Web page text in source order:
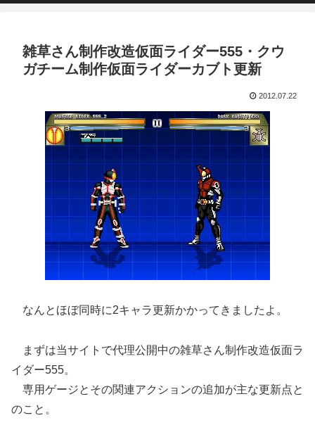
雑草さん制作改造仮面ライダー555・クウ
ガチーム制作仮面ライダーカブト更新
2012.07.22
なんとほぼ同時に2キャラ更新かかってきましたよ。
まずは当サイトで代理公開中の雑草さん制作改造仮面ラ
イダー555。
専用ゲージとその関連アクションの追加が主な更新点と
のこと。